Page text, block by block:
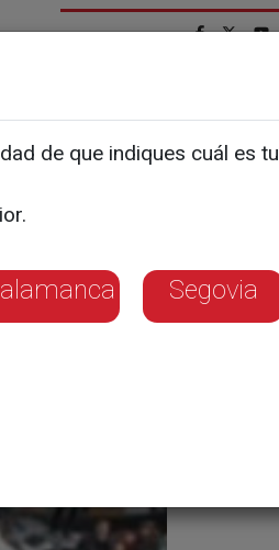
en
de que indiques cuál es tu
Segovia